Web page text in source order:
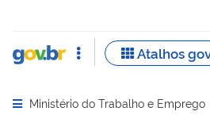
Abrir menu principal de
Ministério do Trabalho e Emprego